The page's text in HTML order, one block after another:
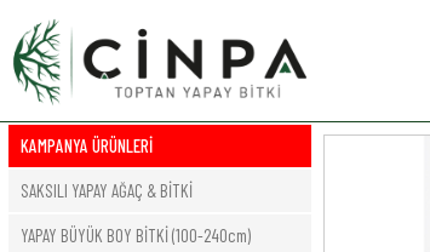
KAMPANYA ÜRÜNLERİ
SAKSILI YAPAY AĞAÇ & BİTKİ
YAPAY BÜYÜK BOY BİTKİ (100-240cm)